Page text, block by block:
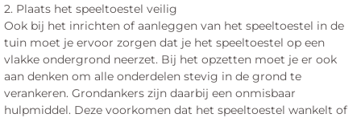
2. Plaats het speeltoestel veilig
Ook bij het inrichten of aanleggen van het speeltoestel in de
tuin moet je ervoor zorgen dat je het speeltoestel op een
vlakke ondergrond neerzet. Bij het opzetten moet je er ook
aan denken om alle onderdelen stevig in de grond te
verankeren. Grondankers zijn daarbij een onmisbaar
hulpmiddel. Deze voorkomen dat het speeltoestel wankelt of